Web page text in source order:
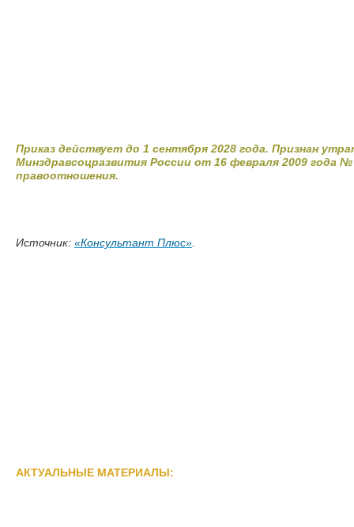
Приказ действует до 1 сентября 2028 года. Признан
Минздравсоцразвития России от 16 февраля 2009 года
правоотношения.
Источник: «Консультант Плюс».
АКТУАЛЬНЫЕ МАТЕРИАЛЫ: